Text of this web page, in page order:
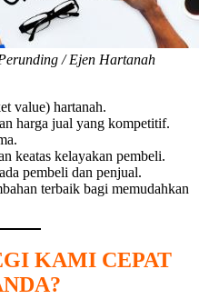
/ Ejen Hartanah
value) hartanah.
harga jual yang kompetitif.
keatas kelayakan pembeli.
pembeli dan penjual.
terbaik bagi memudahkan
KAMI CEPAT